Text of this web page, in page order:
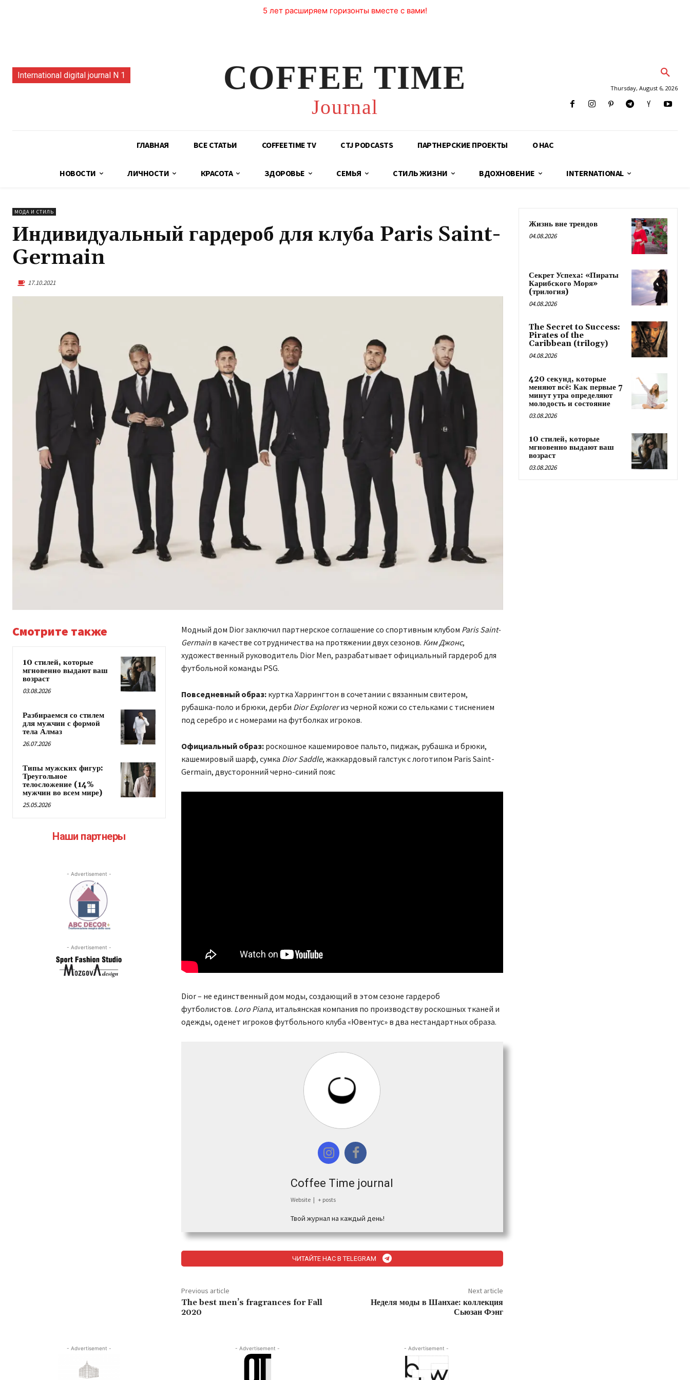
5 лет расширяем горизонты вместе с вами!
International digital journal N 1 COFFEE TIME
Journal
Thursday, August 6, 2026
ГЛАВНАЯ ВСЕ СТАТЬИ COFFEETIME TV CTJ PODCASTS ПАРТНЕРСКИЕ ПРОЕКТЫ О НАС
НОВОСТИ ЛИЧНОСТИ КРАСОТА ЗДОРОВЬЕ СЕМЬЯ СТИЛЬ ЖИЗНИ ВДОХНОВЕНИЕ INTERNATIONAL
МОДА И СТИЛЬ
Индивидуальный гардероб для клуба Paris Saint-
Germain
17.10.2021
Смотрите также
10 стилей, которые
мгновенно выдают ваш
возраст
03.08.2026
Разбираемся со стилем
для мужчин с формой
тела Алмаз
26.07.2026
Типы мужских фигур:
Треугольное
телосложение (14%
мужчин во всем мире)
25.05.2026
Наши партнеры
- Advertisement -
- Advertisement -
Модный дом Dior заключил партнерское соглашение со спортивным клубом Paris Saint-
Germainв качестве сотрудничества на протяжении двух сезонов. Ким Джонс,
художественный руководитель Dior Men, разрабатывает официальный гардероб для
футбольной команды PSG.
Повседневный образ:куртка Харрингтон в сочетании с вязанным свитером,
рубашка-поло и брюки, дерби Dior Explorerиз черной кожи со стельками с тиснением
под серебро и с номерами на футболках игроков.
Официальный образ:роскошное кашемировое пальто, пиджак, рубашка и брюки,
кашемировый шарф, сумка Dior Saddle, жаккардовый галстук с логотипом Paris Saint-
Germain, двусторонний черно-синий пояс
Dior – не единственный дом моды, создающий в этом сезоне гардероб
футболистов. Loro Piana, итальянская компания по производству роскошных тканей и
одежды, оденет игроков футбольного клуба «Ювентус» в два нестандартных образа.
Coffee Time journal
Website | + posts
Твой журнал на каждый день!
ЧИТАЙТЕ НАС В TELEGRAM
Previous article
The best men’s fragrances for Fall
2020
Next article
Неделя моды в Шанхае: коллекция
Сьюзан Фэнг
- Advertisement - - Advertisement - - Advertisement -
Жизнь вне трендов
04.08.2026
Секрет Успеха: «Пираты
Карибского Моря»
(трилогия)
04.08.2026
The Secret to Success:
Pirates of the
Caribbean (trilogy)
04.08.2026
420 секунд, которые
меняют всё: Как первые 7
минут утра определяют
молодость и состояние
03.08.2026
10 стилей, которые
мгновенно выдают ваш
возраст
03.08.2026